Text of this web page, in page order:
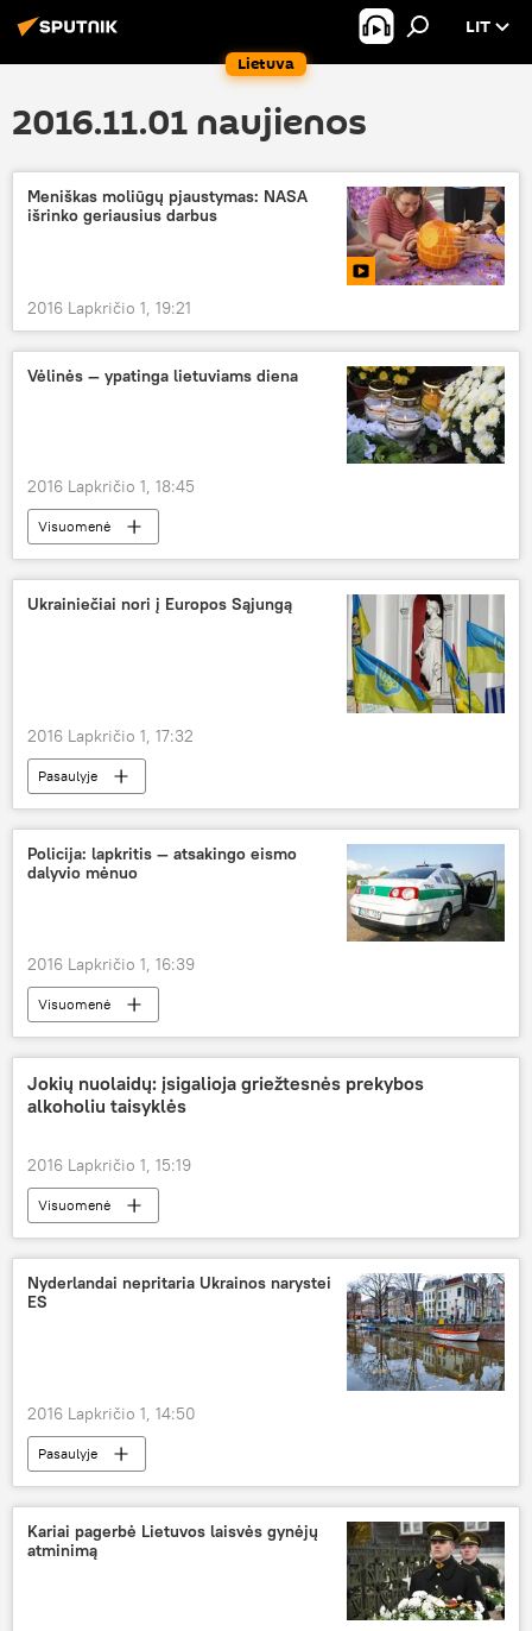
Lietuva
LIT
2016.11.01 naujienos
Meniškas moliūgų pjaustymas: NASA
išrinko geriausius darbus
2016 Lapkričio 1, 19:21
Vėlinės — ypatinga lietuviams diena
2016 Lapkričio 1, 18:45
Visuomenė
Ukrainiečiai nori į Europos Sąjungą
2016 Lapkričio 1, 17:32
Pasaulyje
Policija: lapkritis — atsakingo eismo
dalyvio mėnuo
2016 Lapkričio 1, 16:39
Visuomenė
Policijos pareigūnai skuba į pagalbą
Jokių nuolaidų: įsigalioja griežtesnės prekybos
alkoholiu taisyklės
2016 Lapkričio 1, 15:19
Visuomenė
Nyderlandai nepritaria Ukrainos narystei
ES
2016 Lapkričio 1, 14:50
Pasaulyje
Kariai pagerbė Lietuvos laisvės gynėjų
atminimą